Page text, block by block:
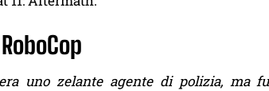
RoboCop
uno zelante agente di polizia, ma